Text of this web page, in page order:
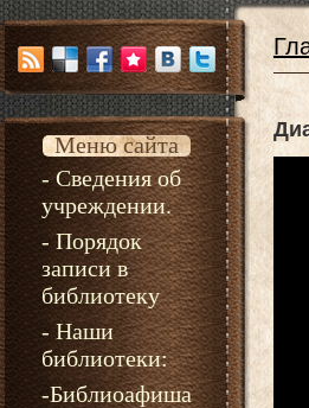
Меню сайта
- Сведения об
учреждении.
- Порядок
записи в
библиотеку
- Наши
библиотеки:
-Библиоафиша